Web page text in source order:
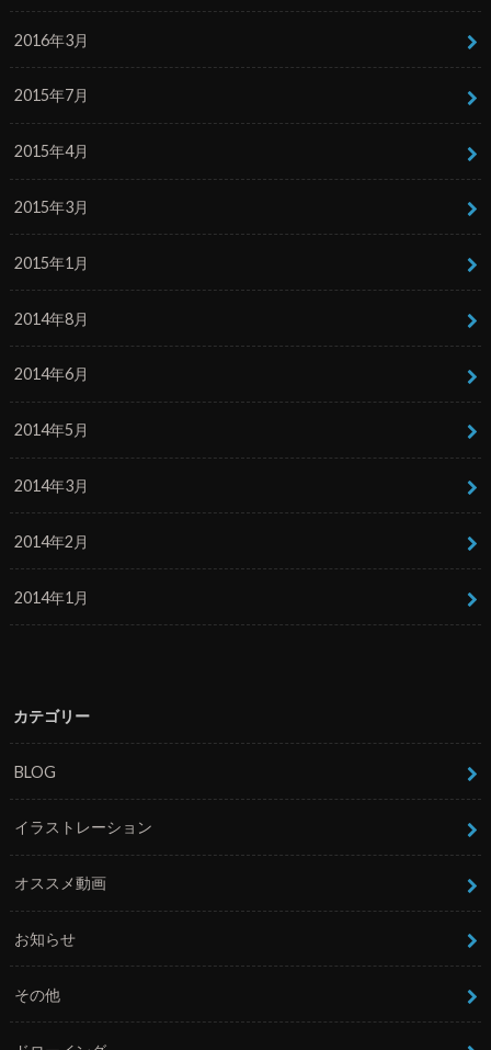
2016年3月
2015年7月
2015年4月
2015年3月
2015年1月
2014年8月
2014年6月
2014年5月
2014年3月
2014年2月
2014年1月
カテゴリー
BLOG
イラストレーション
オススメ動画
お知らせ
その他